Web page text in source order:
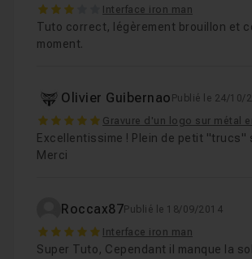
3 Interface iron man
Tuto correct, légèrement brouillon et
moment.
Olivier Guibernao Publié le 24/10/
5 Gravure d'un logo sur métal
Excellentissime ! Plein de petit "trucs"
Merci
Roccax87Publié le 18/09/2014
5 Interface iron man
Super Tuto, Cependant il manque la